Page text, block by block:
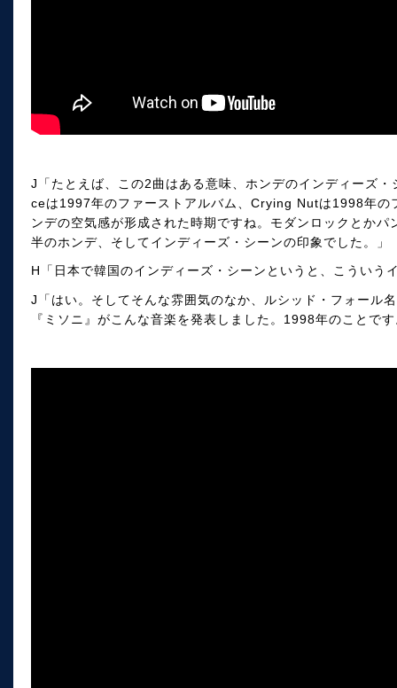
J「たとえば、この2曲はある意味、ホンデのインディーズ
ceは1997年のファーストアルバム、Crying Nutは1998年の
ンデの空気感が形成された時期ですね。モダンロックとか
半のホンデ、そしてインディーズ・シーンの印象でした。」
H「日本で韓国のインディーズ・シーンというと、こういう
J「はい。そしてそんな雰囲気のなか、ルシッド・フォール
『ミソニ』がこんな音楽を発表しました。1998年のことで